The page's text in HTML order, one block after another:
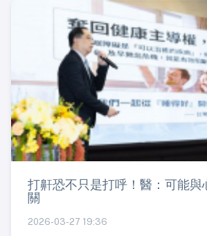
打鼾恐不只是打呼！醫：可能與
關
2026-03-27 19:36